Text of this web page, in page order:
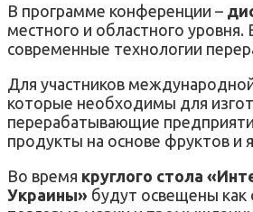
В программе конференции –
местного и областного
современные технологии
Для участников
которые необходимы для
перерабатывающие
продукты на основе фруктов и
Во время круглого стола
Украины» будут освещены как